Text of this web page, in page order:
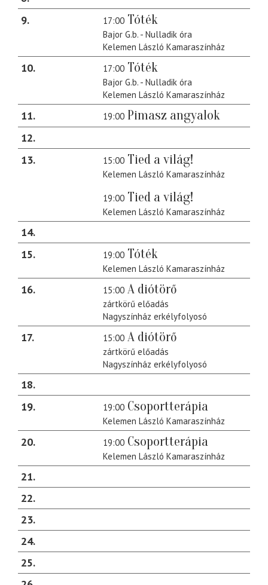
9
17:00 Tóték
Bajor G.b. - Nulladik óra
Kelemen László Kamaraszínház
10 17:00 Tóték
Bajor G.b. - Nulladik óra
Kelemen László Kamaraszínház
11 19:00 Pimasz angyalok
12
13
15:00 Tied a világ!
Kelemen László Kamaraszínház
19:00 Tied a világ!
Kelemen László Kamaraszínház
14
15
19:00 Tóték
Kelemen László Kamaraszínház
16 15:00 A diótörő
zártkörű előadás
Nagyszínház erkélyfolyosó
17 15:00 A diótörő
zártkörű előadás
Nagyszínház erkélyfolyosó
18
19
19:00 Csoportterápia
Kelemen László Kamaraszínház
20 19:00 Csoportterápia
Kelemen László Kamaraszínház
21
22
23
24
25